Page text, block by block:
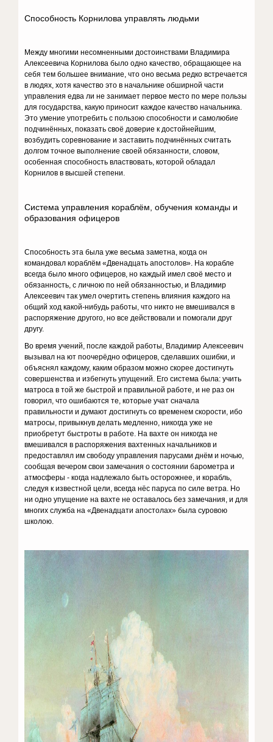
Способность Корнилова управлять людьми
Между многими несомненными достоинствами Владимира
Алексеевича Корнилова было одно качество, обращающее на
себя тем большее внимание, что оно весьма редко встречается
в людях, хотя качество это в начальнике обширной части
управления едва ли не занимает первое место по мере пользы
для государства, какую приносит каждое качество начальника.
Это умение употребить с пользою способности и самолюбие
подчинённых, показать своё доверие к достойнейшим,
возбудить соревнование и заставить подчинённых считать
долгом точное выполнение своей обязанности, словом,
особенная способность властвовать, которой обладал
Корнилов в высшей степени.
Система управления кораблём, обучения команды и
образования офицеров
Способность эта была уже весьма заметна, когда он
командовал кораблём «Двенадцать апостолов». На корабле
всегда было много офицеров, но каждый имел своё место и
обязанность, с личною по ней обязанностью, и Владимир
Алексеевич так умел очертить степень влияния каждого на
общий ход какой-нибудь работы, что никто не вмешивался в
распоряжение другого, но все действовали и помогали друг
другу.
Во время учений, после каждой работы, Владимир Алексеевич
вызывал на ют поочерёдно офицеров, сделавших ошибки, и
объяснял каждому, каким образом можно скорее достигнуть
совершенства и избегнуть упущений. Его система была: учить
матроса в той же быстрой и правильной работе, и не раз он
говорил, что ошибаются те, которые учат сначала
правильности и думают достигнуть со временем скорости, ибо
матросы, привыкнув делать медленно, никогда уже не
приобретут быстроты в работе. На вахте он никогда не
вмешивался в распоряжения вахтенных начальников и
предоставлял им свободу управления парусами днём и ночью,
сообщая вечером свои замечания о состоянии барометра и
атмосферы - когда надлежало быть осторожнее, и корабль,
следуя к известной цели, всегда нёс паруса по силе ветра. Но
ни одно упущение на вахте не оставалось без замечания, и для
многих служба на «Двенадцати апостолах» была суровою
школою.